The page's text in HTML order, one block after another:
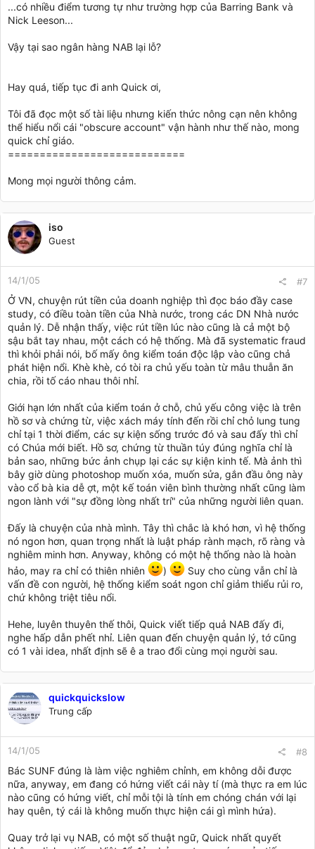
...có nhiều điểm tương tự như trường hợp của Barring Bank và
Nick Leeson...
Vậy tại sao ngân hàng NAB lại lỗ?
Hay quá, tiếp tục đi anh Quick ơi,
Tôi đã đọc một số tài liệu nhưng kiến thức nông cạn nên không
thể hiểu nổi cái "obscure account" vận hành như thế nào, mong
quick chỉ giáo.
============================
Mong mọi người thông cảm.
iso
Guest
14/1/05 #7
Ở VN, chuyện rút tiền của doanh nghiệp thì đọc báo đầy case
study, có điều toàn tiền của Nhà nước, trong các DN Nhà nước
quản lý. Dễ nhận thấy, việc rút tiền lúc nào cũng là cả một bộ
sậu bắt tay nhau, một cách có hệ thống. Mà đã systematic fraud
thì khỏi phải nói, bố mấy ông kiểm toán độc lập vào cũng chả
phát hiện nổi. Khè khè, có tòi ra chủ yếu toàn từ mâu thuẫn ăn
chia, rồi tố cáo nhau thôi nhỉ.
Giới hạn lớn nhất của kiểm toán ở chỗ, chủ yếu công việc là trên
hồ sơ và chứng từ, việc xách máy tính đến rồi chỉ chỏ lung tung
chỉ tại 1 thời điểm, các sự kiện sống trước đó và sau đấy thì chỉ
có Chúa mới biết. Hồ sơ, chứng từ thuần túy đúng nghĩa chỉ là
bản sao, những bức ảnh chụp lại các sự kiện kinh tế. Mà ảnh thì
bây giờ dùng photoshop muốn xóa, muốn sửa, gắn đầu ông này
vào cổ bà kia dễ ợt, một kế toán viên bình thường nhất cũng làm
ngon lành với "sự đồng lòng nhất trí" của những người liên quan.
Đấy là chuyện của nhà mình. Tây thì chắc là khó hơn, vì hệ thống
nó ngon hơn, quan trọng nhất là luật pháp rành mạch, rõ ràng và
nghiêm minh hơn. Anyway, không có một hệ thống nào là hoàn
hảo, may ra chỉ có thiên nhiên
)
Suy cho cùng vẫn chỉ là
vấn đề con người, hệ thống kiểm soát ngon chỉ giảm thiểu rủi ro,
chứ không triệt tiêu nổi.
Hehe, luyên thuyên thế thôi, Quick viết tiếp quả NAB đấy đi,
nghe hấp dẫn phết nhỉ. Liên quan đến chuyện quản lý, tớ cũng
có 1 vài idea, nhất định sẽ ê a trao đổi cùng mọi người sau.
quickquickslow
Trung cấp
14/1/05 #8
Bác SUNF đúng là làm việc nghiêm chỉnh, em không dỗi được
nữa, anyway, em đang có hứng viết cái này tí (mà thực ra em lúc
nào cũng có hứng viết, chỉ mỗi tội là tính em chóng chán với lại
hay quên, tý cái là không muốn thực hiện cái gì mình hứa).
Quay trở lại vụ NAB, có một số thuật ngữ, Quick nhất quyết